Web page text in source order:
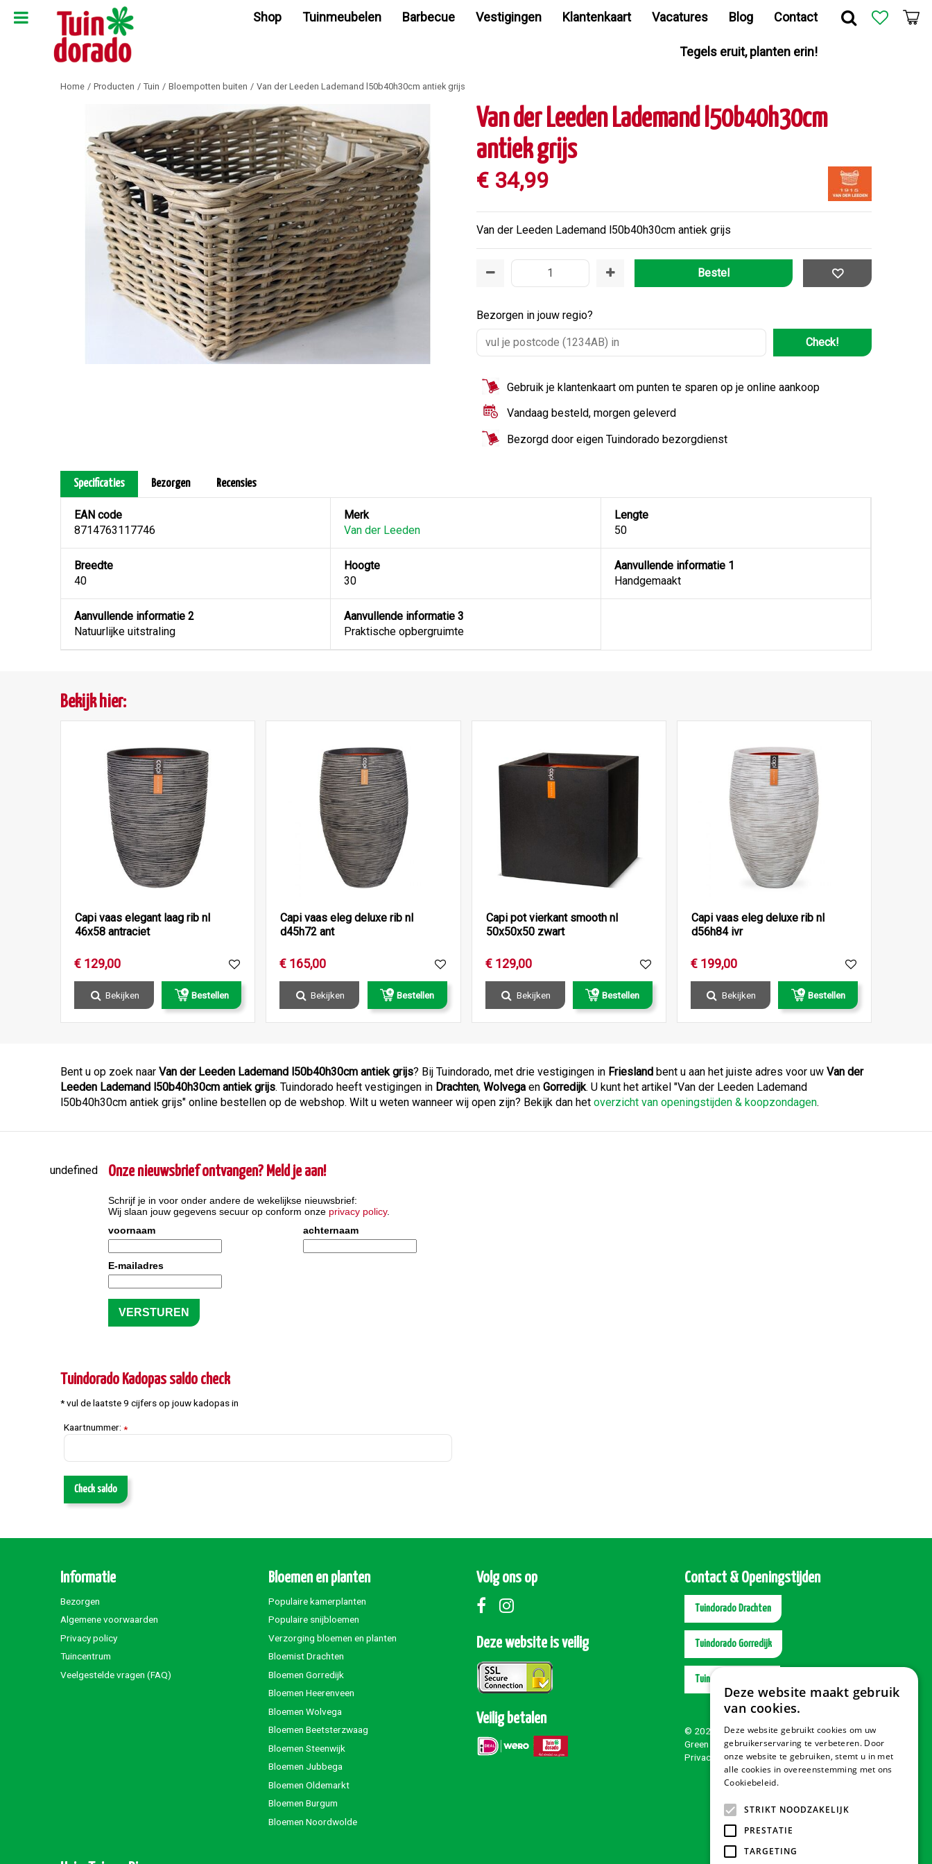
naar
Home Producten Tuin Bloempotten buiten Van der Leeden Lademand l50b40h30cm antiek grijs
Shop Tuinmeubelen Barbecue Vestigingen Klantenkaart Vacatures Blog Contact
Tegels eruit, planten erin!
Van der Leeden Lademand l50b40h30cm
antiek grijs
€ 34,99
Van der Leeden Lademand l50b40h30cm antiek grijs
Bezorgen in jouw regio?
Check!
Gebruik je klantenkaart om punten te sparen op je online aankoop
Vandaag besteld, morgen geleverd
Bezorgd door eigen Tuindorado bezorgdienst
Specificaties Bezorgen Recensies
EAN code
8714763117746
Merk
Van der Leeden
Lengte
50
Breedte
40
Hoogte
30
Aanvullende informatie 1
Handgemaakt
Aanvullende informatie 2
Natuurlijke uitstraling
Aanvullende informatie 3
Praktische opbergruimte
Bekijk hier:
Capi vaas elegant laag rib nl
46x58 antraciet
€ 129,00
Bekijken Bestellen
Capi vaas eleg deluxe rib nl
d45h72 ant
€ 165,00
Bekijken Bestellen
Capi pot vierkant smooth nl
50x50x50 zwart
€ 129,00
Bekijken Bestellen
Capi vaas eleg deluxe rib nl
d56h84 ivr
€ 199,00
Bekijken Bestellen
Bent u op zoek naar Van der Leeden Lademand l50b40h30cm antiek grijs? Bij Tuindorado, met drie vestigingen in Friesland bent u aan het juiste adres voor uw Van der
Leeden Lademand l50b40h30cm antiek grijs. Tuindorado heeft vestigingen in Drachten, Wolvega en Gorredijk. U kunt het artikel "Van der Leeden Lademand
l50b40h30cm antiek grijs" online bestellen op de webshop. Wilt u weten wanneer wij open zijn? Bekijk dan het overzicht van openingstijden & koopzondagen.
undefined Onze nieuwsbrief ontvangen? Meld je aan!
Schrijf je in voor onder andere de wekelijkse nieuwsbrief:
Wij slaan jouw gegevens secuur op conform onze privacy policy.
voornaam
achternaam
E-mailadres
Tuindorado Kadopas saldo check
* vul de laatste 9 cijfers op jouw kadopas in
Kaartnummer: *
Check saldo
Informatie
Bezorgen
Algemene voorwaarden
Privacy policy
Tuincentrum
Veelgestelde vragen (FAQ)
Bloemen en planten
Populaire kamerplanten
Populaire snijbloemen
Verzorging bloemen en planten
Bloemist Drachten
Bloemen Gorredijk
Bloemen Heerenveen
Bloemen Wolvega
Bloemen Beetsterzwaag
Bloemen Steenwijk
Bloemen Jubbega
Bloemen Oldemarkt
Bloemen Burgum
Bloemen Noordwolde
Volg ons op
Deze website is veilig
Veilig betalen
Contact & Openingstijden
Tuindorado Drachten
Tuindorado Gorredijk
Tuindorado Wolvega
© 2026 Tuindorado
Green Solutions
Privacy policy
Deze website maakt gebruik
van cookies.
Deze website gebruikt cookies om uw
gebruikerservaring te verbeteren. Door
onze website te gebruiken, stemt u in met
alle cookies in overeenstemming met ons
Cookiebeleid.
STRIKT NOODZAKELIJK
PRESTATIE
TARGETING